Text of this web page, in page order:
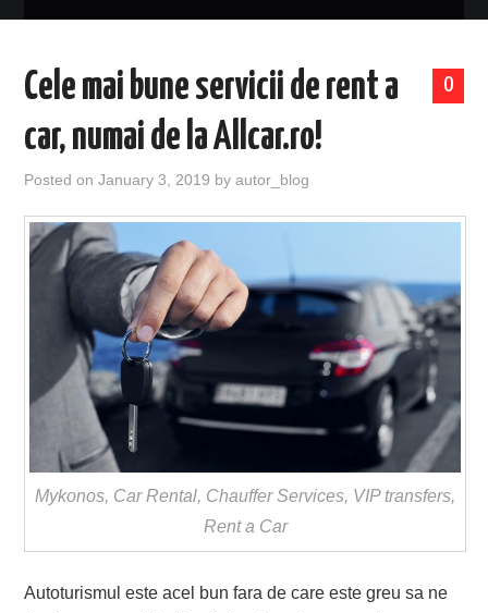
0
Cele mai bune servicii de rent a
car, numai de la Allcar.ro!
Posted onJanuary 3, 2019 byautor_blog
Mykonos, Car Rental, Chauffer Services, VIP transfers,
Rent a Car
Autoturismul este acel bun fara de care este greu sa ne